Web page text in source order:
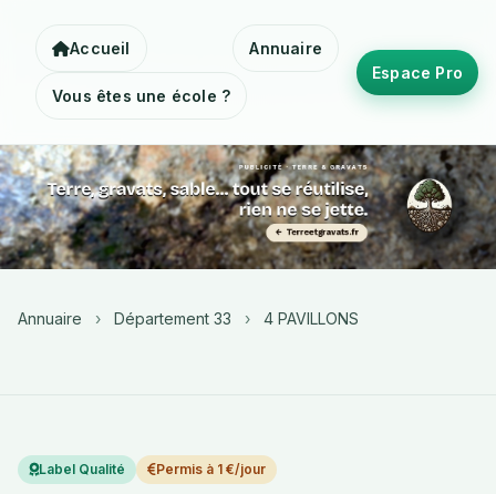
Accueil Annuaire
Vous êtes une école ?
Espace Pro
Annuaire › Département 33 › 4 PAVILLONS
Label Qualité Permis à 1 €/jour